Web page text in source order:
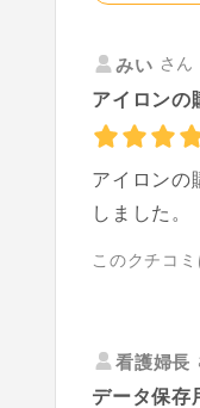
みい さ
アイロンの
アイロンの
しました。
このクチコ
看護婦長
データ保存